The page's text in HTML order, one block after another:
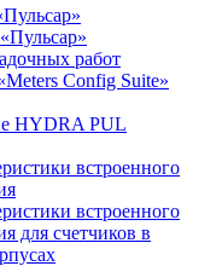
работ
Config Suite»
HYDRA PUL
встроенного
встроенного
для счетчиков в